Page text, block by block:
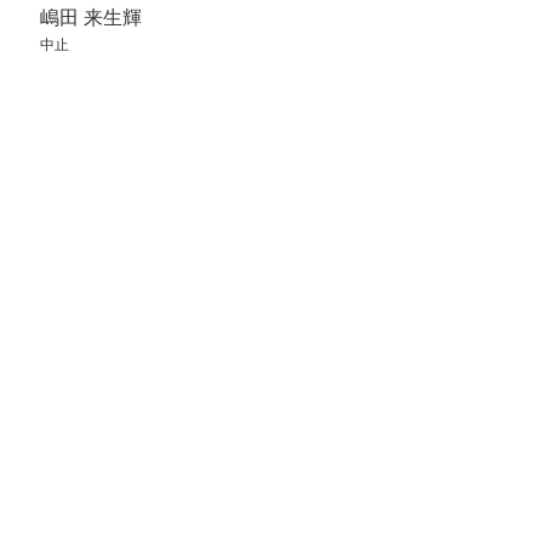
嶋田 来生輝
中止